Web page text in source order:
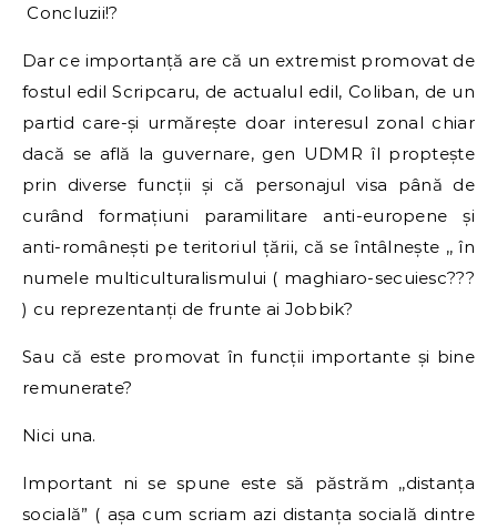
Concluzii!?
Dar ce importanță are că un extremist promovat de
fostul edil Scripcaru, de actualul edil, Coliban, de un
partid care-și urmărește doar interesul zonal chiar
dacă se află la guvernare, gen UDMR îl proptește
prin diverse funcții și că personajul visa până de
curând formațiuni paramilitare anti-europene și
anti-românești pe teritoriul țării, că se întâlnește ,, în
numele multiculturalismului ( maghiaro-secuiesc???
) cu reprezentanți de frunte ai Jobbik?
Sau că este promovat în funcții importante și bine
remunerate?
Nici una.
Important ni se spune este să păstrăm ,,distanța
socială” ( așa cum scriam azi distanța socială dintre